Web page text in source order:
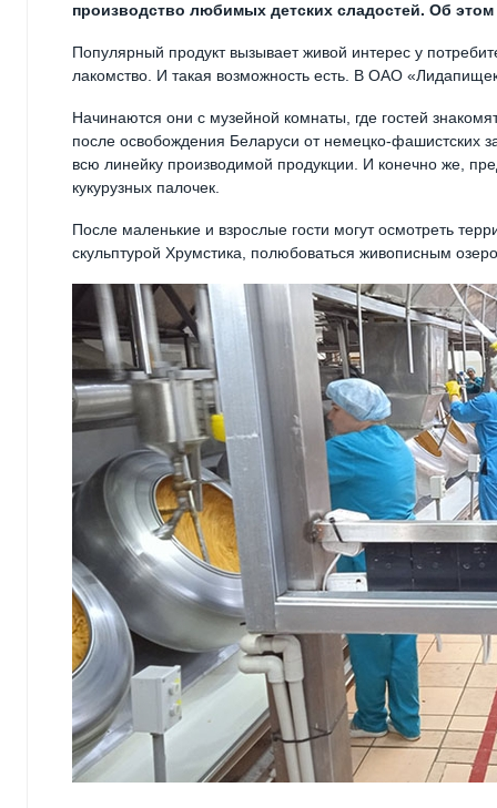
производство любимых детских сладостей. Об
Популярный продукт вызывает живой интерес у
лакомство. И такая возможность есть. В ОАО
Начинаются они с музейной комнаты, где гостей
после освобождения Беларуси от немецко-фашистских
всю линейку производимой продукции. И конечно же,
кукурузных палочек.
После маленькие и взрослые гости могут осмотреть
скульптурой Хрумстика, полюбоваться живописным